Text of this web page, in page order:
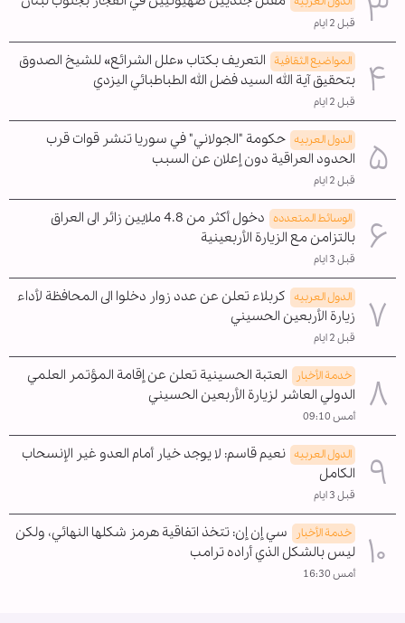
قبل 2 ايام
المواضیع الثقافية التعريف بكتاب «علل الشرائع» للشيخ الصدوق
بتحقيق آية الله السيد فضل الله الطباطبائي اليزدي
قبل 2 ايام
الدول العربیه حكومة "الجولاني" في سوريا تنشر قوات قرب
الحدود العراقية دون إعلان عن السبب
قبل 2 ايام
الوسائط المتعدده
دخول أكثر من 4.8 ملايين زائر الى العراق
بالتزامن مع الزيارة الأربعينية
قبل 3 ايام
الدول العربیه كربلاء تعلن عن عدد زوار دخلوا الى المحافظة لأداء
زيارة الأربعين الحسيني
قبل 2 ايام
خدمة الأخبار
العتبة الحسينية تعلن عن إقامة المؤتمر العلمي
الدولي العاشر لزيارة الأربعين الحسيني
أمس 09:10
الدول العربیه نعيم قاسم: لا يوجد خيار أمام العدو غير الإنسحاب
الکامل
قبل 3 ايام
خدمة الأخبار
سي إن إن: تتخذ اتفاقية هرمز شكلها النهائي، ولكن
ليس بالشكل الذي أراده ترامب
أمس 16:30